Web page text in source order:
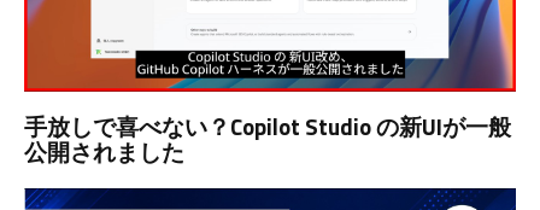
手放しで喜べない？Copilot Studio の新UIが一般
公開されました